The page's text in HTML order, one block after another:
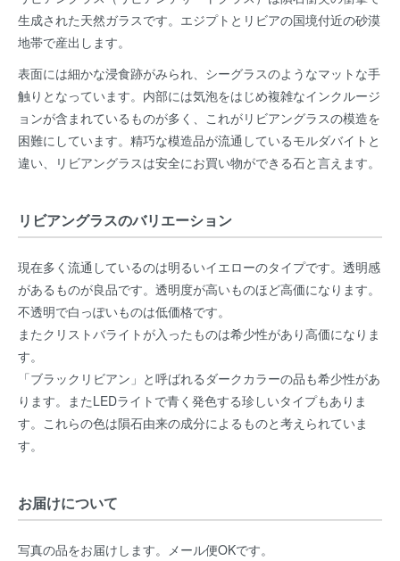
生成された天然ガラスです。エジプトとリビアの国境付近の砂漠
地帯で産出します。
表面には細かな浸食跡がみられ、シーグラスのようなマットな手
触りとなっています。内部には気泡をはじめ複雑なインクルージ
ョンが含まれているものが多く、これがリビアングラスの模造を
困難にしています。精巧な模造品が流通しているモルダバイトと
違い、リビアングラスは安全にお買い物ができる石と言えます。
リビアングラスのバリエーション
現在多く流通しているのは明るいイエローのタイプです。透明感
があるものが良品です。透明度が高いものほど高価になります。
不透明で白っぽいものは低価格です。
またクリストバライトが入ったものは希少性があり高価になりま
す。
「ブラックリビアン」と呼ばれるダークカラーの品も希少性があ
ります。またLEDライトで青く発色する珍しいタイプもありま
す。これらの色は隕石由来の成分によるものと考えられていま
す。
お届けについて
写真の品をお届けします。メール便OKです。